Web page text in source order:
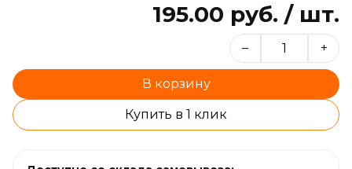
195.00 руб. / шт.
– +
В корзину
Купить в 1 клик